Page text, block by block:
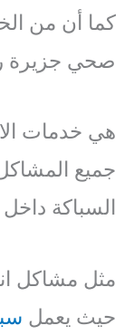
كما أن من
صحي جزيرة
هي خدمات
جميع
السباكة
مثل مشاكل
حيث يعمل